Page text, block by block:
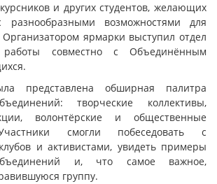
и других студентов, желающих
разнообразными возможностями для
ярмарки выступил отдел
работы совместно с Объединённым
представлена обширная палитра
творческие коллективы,
волонтёрские и общественные
смогли побеседовать с
и активистами, увидеть примеры
и, что самое важное,
группу.